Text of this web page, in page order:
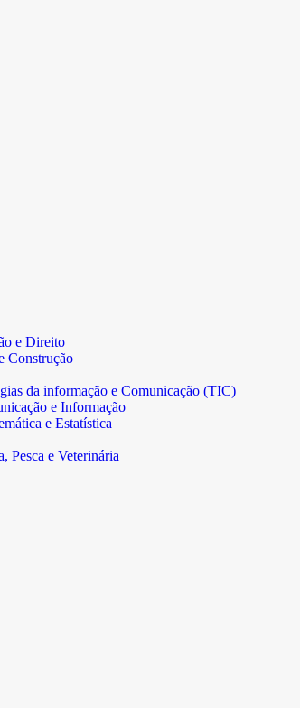
e Direito
Construção
da informação e Comunicação (TIC)
e Informação
e Estatística
Pesca e Veterinária